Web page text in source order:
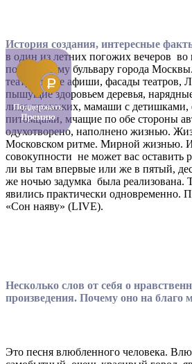
История создания, интересные
в один из летних погожих вечеров во
по Тверскому бульвару города
театральные афиши, фасады театров,
пышущие здоровьем деревья,
лица прохожих, мамаши с детишками,
питомцами, мчащие по обе стороны
одухотворено, наполнено жизнью.
Московском ритме. Мирной жизнью. И
совокупности не может вас оставить
ли вы там впервые или же в пятый,
же ночью задумка была реализована.
явились практически одновременно.
«Сон наяву» (LIVE).
Несколько слов от себя о
произведения. Почему оно на благо
Это песня влюбленного человека.